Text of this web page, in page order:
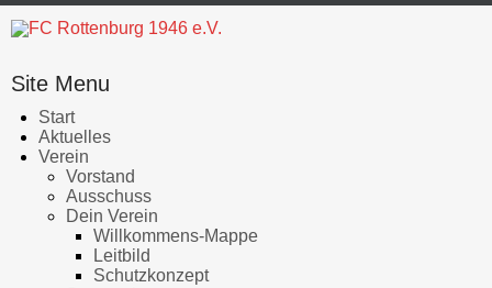
Site Menu
Start
Aktuelles
Verein
Vorstand
Ausschuss
Dein Verein
Willkommens-Mappe
Leitbild
Schutzkonzept